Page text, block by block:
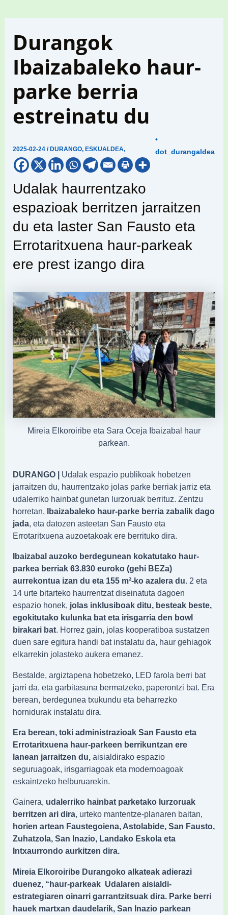
Durangok
Ibaizabaleko haur-
parke berria
estreinatu du
2025-02-24/ DURANGO, ESKUALDEA,
•
dot_durangaldea
Udalak haurrentzako
espazioak berritzen jarraitzen
du eta laster San Fausto eta
Errotaritxuena haur-parkeak
ere prest izango dira
Mireia Elkoroiribe eta Sara Oceja Ibaizabal haur
parkean.
DURANGO | Udalak espazio publikoak hobetzen
jarraitzen du, haurrentzako jolas parke berriak jarriz eta
udalerriko hainbat gunetan lurzoruak berrituz. Zentzu
horretan, Ibaizabaleko haur-parke berria zabalik dago
jada, eta datozen asteetan San Fausto eta
Errotaritxuena auzoetakoak ere berrituko dira.
Ibaizabal auzoko berdegunean kokatutako haur-
parkea berriak 63.830 euroko (gehi BEZa)
aurrekontua izan du eta 155 m²-ko azalera du. 2 eta
14 urte bitarteko haurrentzat diseinatuta dagoen
espazio honek, jolas inklusiboak ditu, besteak beste,
egokitutako kulunka bat eta irisgarria den bowl
birakari bat. Horrez gain, jolas kooperatiboa sustatzen
duen sare egitura handi bat instalatu da, haur gehiagok
elkarrekin jolasteko aukera emanez.
Bestalde, argiztapena hobetzeko, LED farola berri bat
jarri da, eta garbitasuna bermatzeko, paperontzi bat. Era
berean, berdegunea txukundu eta beharrezko
hornidurak instalatu dira.
Era berean, toki administrazioak San Fausto eta
Errotaritxuena haur-parkeen berrikuntzan ere
lanean jarraitzen du, aisialdirako espazio
seguruagoak, irisgarriagoak eta modernoagoak
eskaintzeko helburuarekin.
Gainera, udalerriko hainbat parketako lurzoruak
berritzen ari dira, urteko mantentze-planaren baitan,
horien artean Faustegoiena, Astolabide, San Fausto,
Zuhatzola, San Inazio, Landako Eskola eta
Intxaurrondo aurkitzen dira.
Mireia Elkoroiribe Durangoko alkateak adierazi
duenez, “haur-parkeak Udalaren aisialdi-
estrategiaren oinarri garrantzitsuak dira. Parke berri
hauek martxan daudelarik, San Inazio parkean